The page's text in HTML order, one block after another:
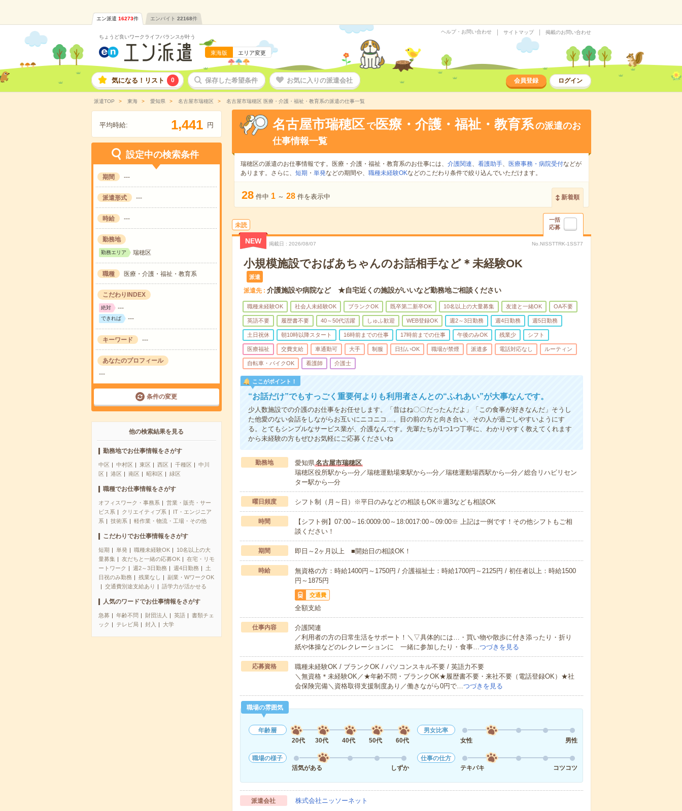
エン派遣 16273件 エンバイト 22168件
ちょうど良いワークライフバランスが叶う
東海版 エリア変更
ヘルプ・お問い合わせ サイトマップ 掲載のお問い合わせ
気になる！リスト 0 保存した希望条件 お気に入りの派遣会社 会員登録 ログイン
派遣TOP 東海 愛知県 名古屋市瑞穂区 名古屋市瑞穂区 医療・介護・福祉・教育系の派遣の仕事一覧
平均時給: 1,441 円
設定中の検索条件
期間 ---
派遣形式 ---
時給 ---
勤務地
勤務エリア 瑞穂区
職種 医療・介護・福祉・教育系
こだわりINDEX
絶対 ---
できれば ---
キーワード ---
あなたのプロフィール
---
条件の変更
他の検索結果を見る
勤務地でお仕事情報をさがす
中区 中村区 東区 西区 千種区
中川
区
港区 南区 昭和区 緑区
職種でお仕事情報をさがす
オフィスワーク・事務系
営業・販売・サー
ビス系
クリエイティブ系
IT・エンジニア
系
技術系 軽作業・物流・工場・その他
こだわりでお仕事情報をさがす
短期 単発 職種未経験OK
10名以上の大
量募集
友だちと一緒の応募OK
在宅・リモ
ートワーク
週2～3日勤務 週4日勤務
土
日祝のみ勤務
残業なし
副業・WワークOK
交通費別途支給あり
語学力が活かせる
人気のワードでお仕事情報をさがす
急募 年齢不問 財団法人 英語
書類チェ
ック
テレビ局 封入 大学
名古屋市瑞穂区 で医療・介護・福祉・教育系の派遣のお
仕事情報一覧
瑞穂区の派遣のお仕事情報です。医療・介護・福祉・教育系のお仕事には、 介護関連、 看護助手、 医療事務・病院受付などが
あります。さらに、 短期 ・ 単発などの期間や、 職種未経験OKなどのこだわり条件で絞り込んでいただけます。
28 件中 1 ～ 28 件を表示中 新着順
未読
一括
応募
NEW 掲載日 2026/08/07 No.NISSTTRK-1SS77
小規模施設でおばあちゃんのお話相手など＊未経験OK
派遣
派遣先 介護施設や病院など ★自宅近くの施設がいいなど勤務地ご相談ください
職種未経験OK 社会人未経験OK ブランクOK 既卒第二新卒OK 10名以上の大量募集 友達と一緒OK OA不要
英語不要 履歴書不要 40～50代活躍 しゅふ歓迎 WEB登録OK 週2～3日勤務 週4日勤務 週5日勤務
土日祝休 朝10時以降スタート 16時前までの仕事 17時前までの仕事 午後のみOK 残業少 シフト
医療福祉 交費支給 車通勤可 大手 制服 日払いOK 職場が禁煙 派遣多 電話対応なし ルーティン
自転車・バイクOK 看護師 介護士
ここがポイント！
“お話だけ”でもすっごく重要何よりも利用者さんとの“ふれあい”が大事なんです。
少人数施設での介護のお仕事をお任せします。「昔はね〇〇だったんだよ」「この食事が好きなんだ」そうし
た他愛のない会話をしながらお互いにニコニコ…。目の前の方と向き合い、その人が過ごしやすいようにす
る。とてもシンプルなサービス業が、介護なんです。先輩たちが1つ1つ丁寧に、わかりやすく教えてくれます
から未経験の方もぜひお気軽にご応募くださいね
勤務地 愛知県名古屋市瑞穂区
瑞穂区役所駅から---分／瑞穂運動場東駅から---分／瑞穂運動場西駅から---分／総合リハビリセン
ター駅から---分
曜日頻度 シフト制（月～日）※平日のみなどの相談もOK※週3なども相談OK
時間
【シフト例】07:00～16:0009:00～18:0017:00～09:00※ 上記は一例です！その他シフトもご相
談ください！
期間 即日～2ヶ月以上 ■開始日の相談OK！
時給
無資格の方：時給1400円～1750円 / 介護福祉士：時給1700円～2125円 / 初任者以上：時給1500
円～1875円
交通費
全額支給
仕事内容
介護関連
／利用者の方の日常生活をサポート！＼▽具体的には…・買い物や散歩に付き添ったり・折り
紙や体操などのレクレーションに 一緒に参加したり・食事…つづきを見る
応募資格
職種未経験OK / ブランクOK / パソコンスキル不要 / 英語力不要
＼無資格＊未経験OK／★年齢不問・ブランクOK★履歴書不要・来社不要（電話登録OK）★社
会保険完備＼資格取得支援制度あり／働きながら0円で…つづきを見る
職場の雰囲気
年齢層
20代
30代 40代 50代 60代
男女比率
女性
男性
職場の様子
活気がある
しずか
仕事の仕方
テキパキ
コツコツ
派遣会社 株式会社ニッソーネット